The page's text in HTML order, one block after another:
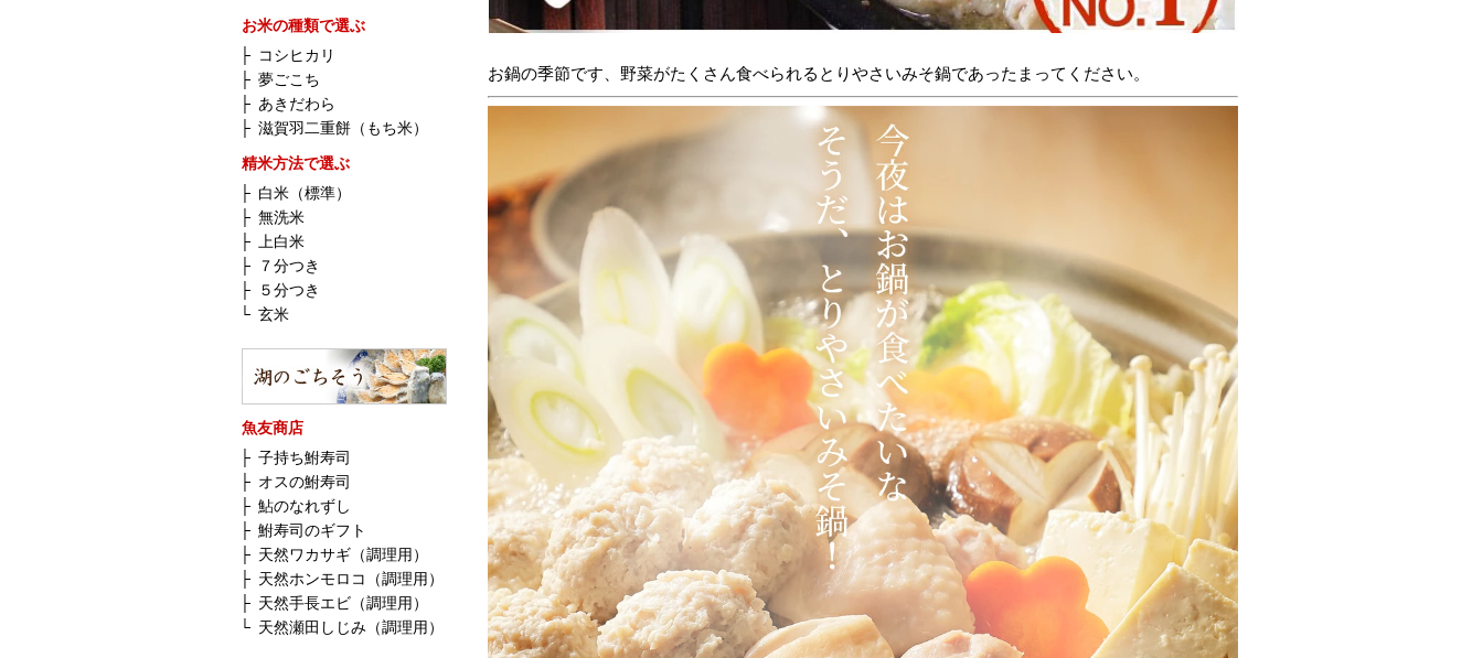
お米の種類で選ぶ
├ コシヒカリ
├ 夢ごこち
├ あきだわら
├ 滋賀羽二重餅（もち米）
精米方法で選ぶ
├ 白米（標準）
├ 無洗米
├
上白米
├
７分つき
├
５分つき
└ 玄米
魚友商店
├ 子持ち鮒寿司
├ オスの鮒寿司
├ 鮎のなれずし
├ 鮒寿司のギフト
├ 天然ワカサギ（調理用）
├ 天然ホンモロコ（調理用）
├ 天然手長エビ（調理用）
└ 天然瀬田しじみ（調理用）
お鍋の季節です、野菜がたくさん食べられるとりやさいみそ鍋であったまってください。